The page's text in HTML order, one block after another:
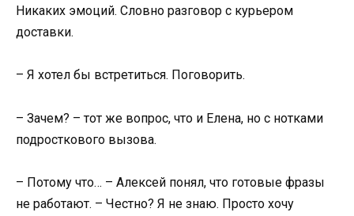
Никаких эмоций. Словно разговор с курьером
доставки.
– Я хотел бы встретиться. Поговорить.
– Зачем? – тот же вопрос, что и Елена, но с нотками
подросткового вызова.
– Потому что… – Алексей понял, что готовые фразы
не работают. – Честно? Я не знаю. Просто хочу